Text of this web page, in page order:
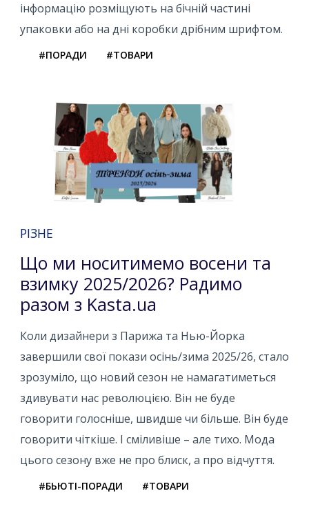
інформацію розміщують на бічній частині
упаковки або на дні коробки дрібним шрифтом.
#ПОРАДИ #ТОВАРИ
РІЗНЕ
Що ми носитимемо восени та
взимку 2025/2026? Радимо
разом з Kasta.ua
Коли дизайнери з Парижа та Нью-Йорка
завершили свої покази осінь/зима 2025/26, стало
зрозуміло, що новий сезон не намагатиметься
здивувати нас революцією. Він не буде
говорити голосніше, швидше чи більше. Він буде
говорити чіткіше. І сміливіше – але тихо. Мода
цього сезону вже не про блиск, а про відчуття.
#БЬЮТІ-ПОРАДИ #ТОВАРИ